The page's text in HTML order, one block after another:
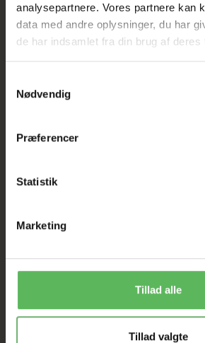
analysepartnere. Vores partnere kan
data med andre oplysninger, du har
de har indsamlet fra din brug af deres
Nødvendig
Præferencer
Statistik
Marketing
Tillad alle
Tillad valgte
HELE
SAT NED
Tilbud
I FYSISK
ANDRE FANDT OGSÅ
Populær